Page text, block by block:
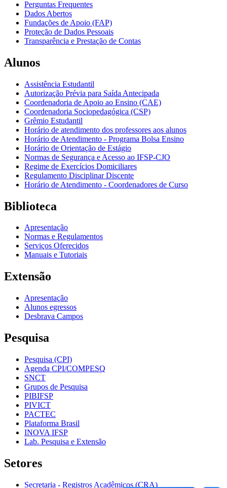
Perguntas Frequentes
Dados Abertos
Fundações de Apoio (FAP)
Proteção de Dados Pessoais
Transparência e Prestação de Contas
Alunos
Assistência Estudantil
Autorização Prévia para Saída Antecipada
Coordenadoria de Apoio ao Ensino (CAE)
Coordenadoria Sociopedagógica (CSP)
Grêmio Estudantil
Horário de atendimento dos professores aos alunos
Horário de Atendimento - Programa Bolsa Ensino
Horário de Orientação de Estágio
Normas de Segurança e Acesso ao IFSP-CJO
Regime de Exercícios Domiciliares
Regulamento Disciplinar Discente
Horário de Atendimento - Coordenadores de Curso
Biblioteca
Apresentação
Normas e Regulamentos
Serviços Oferecidos
Manuais e Tutoriais
Extensão
Apresentação
Alunos egressos
Desbrava Campos
Pesquisa
Pesquisa (CPI)
Agenda CPI/COMPESQ
SNCT
Grupos de Pesquisa
PIBIFSP
PIVICT
PACTEC
Plataforma Brasil
INOVA IFSP
Lab. Pesquisa e Extensão
Setores
Secretaria - Registros Acadêmicos (CRA)